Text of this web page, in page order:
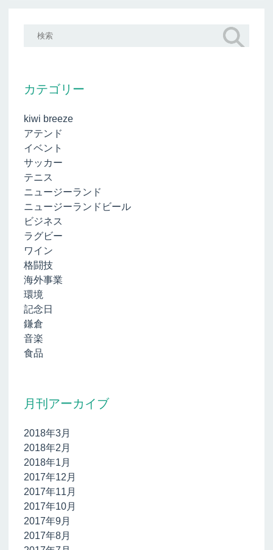
カテゴリー
kiwi breeze
アテンド
イベント
サッカー
テニス
ニュージーランド
ニュージーランドビール
ビジネス
ラグビー
ワイン
格闘技
海外事業
環境
記念日
鎌倉
音楽
食品
月刊アーカイブ
2018年3月
2018年2月
2018年1月
2017年12月
2017年11月
2017年10月
2017年9月
2017年8月